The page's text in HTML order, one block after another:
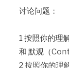
讨论问题：
1 按照你的理
和 默观（
2 按照你的理